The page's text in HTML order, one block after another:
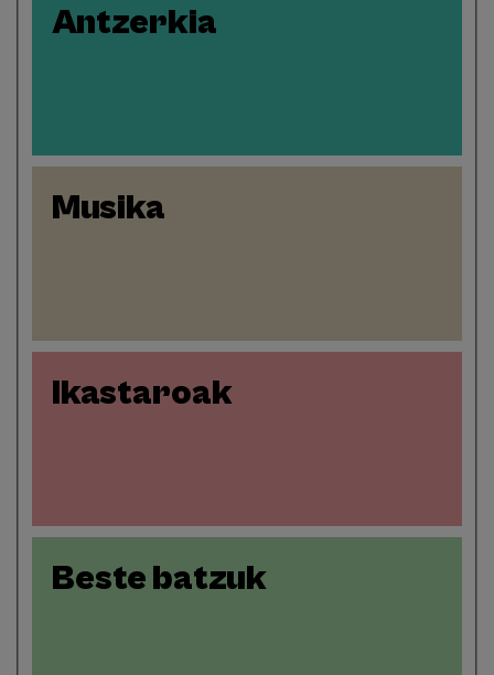
Antzerkia
Musika
Ikastaroak
Beste batzuk